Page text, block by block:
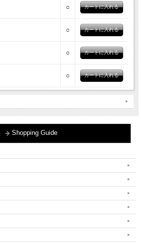
○
○
○
○
Shopping Guide